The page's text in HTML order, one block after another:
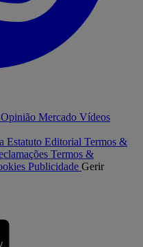
Opinião Mercado Vídeos
Estatuto Editorial Termos &
Termos &
Publicidade Gerir